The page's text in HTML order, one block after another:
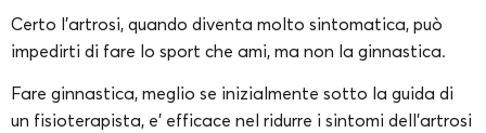
Certo l’artrosi, quando diventa molto sintomatica, può
impedirti di fare lo sport che ami, ma non la ginnastica.
Fare ginnastica, meglio se inizialmente sotto la guida di
un fisioterapista, e’ efficace nel ridurre i sintomi dell’artrosi